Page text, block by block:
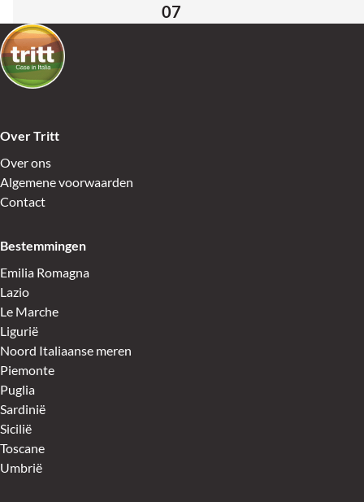
07
Over Tritt
Over ons
Algemene voorwaarden
Contact
Bestemmingen
Emilia Romagna
Lazio
Le Marche
Ligurië
Noord Italiaanse meren
Piemonte
Puglia
Sardinië
Sicilië
Toscane
Umbrië